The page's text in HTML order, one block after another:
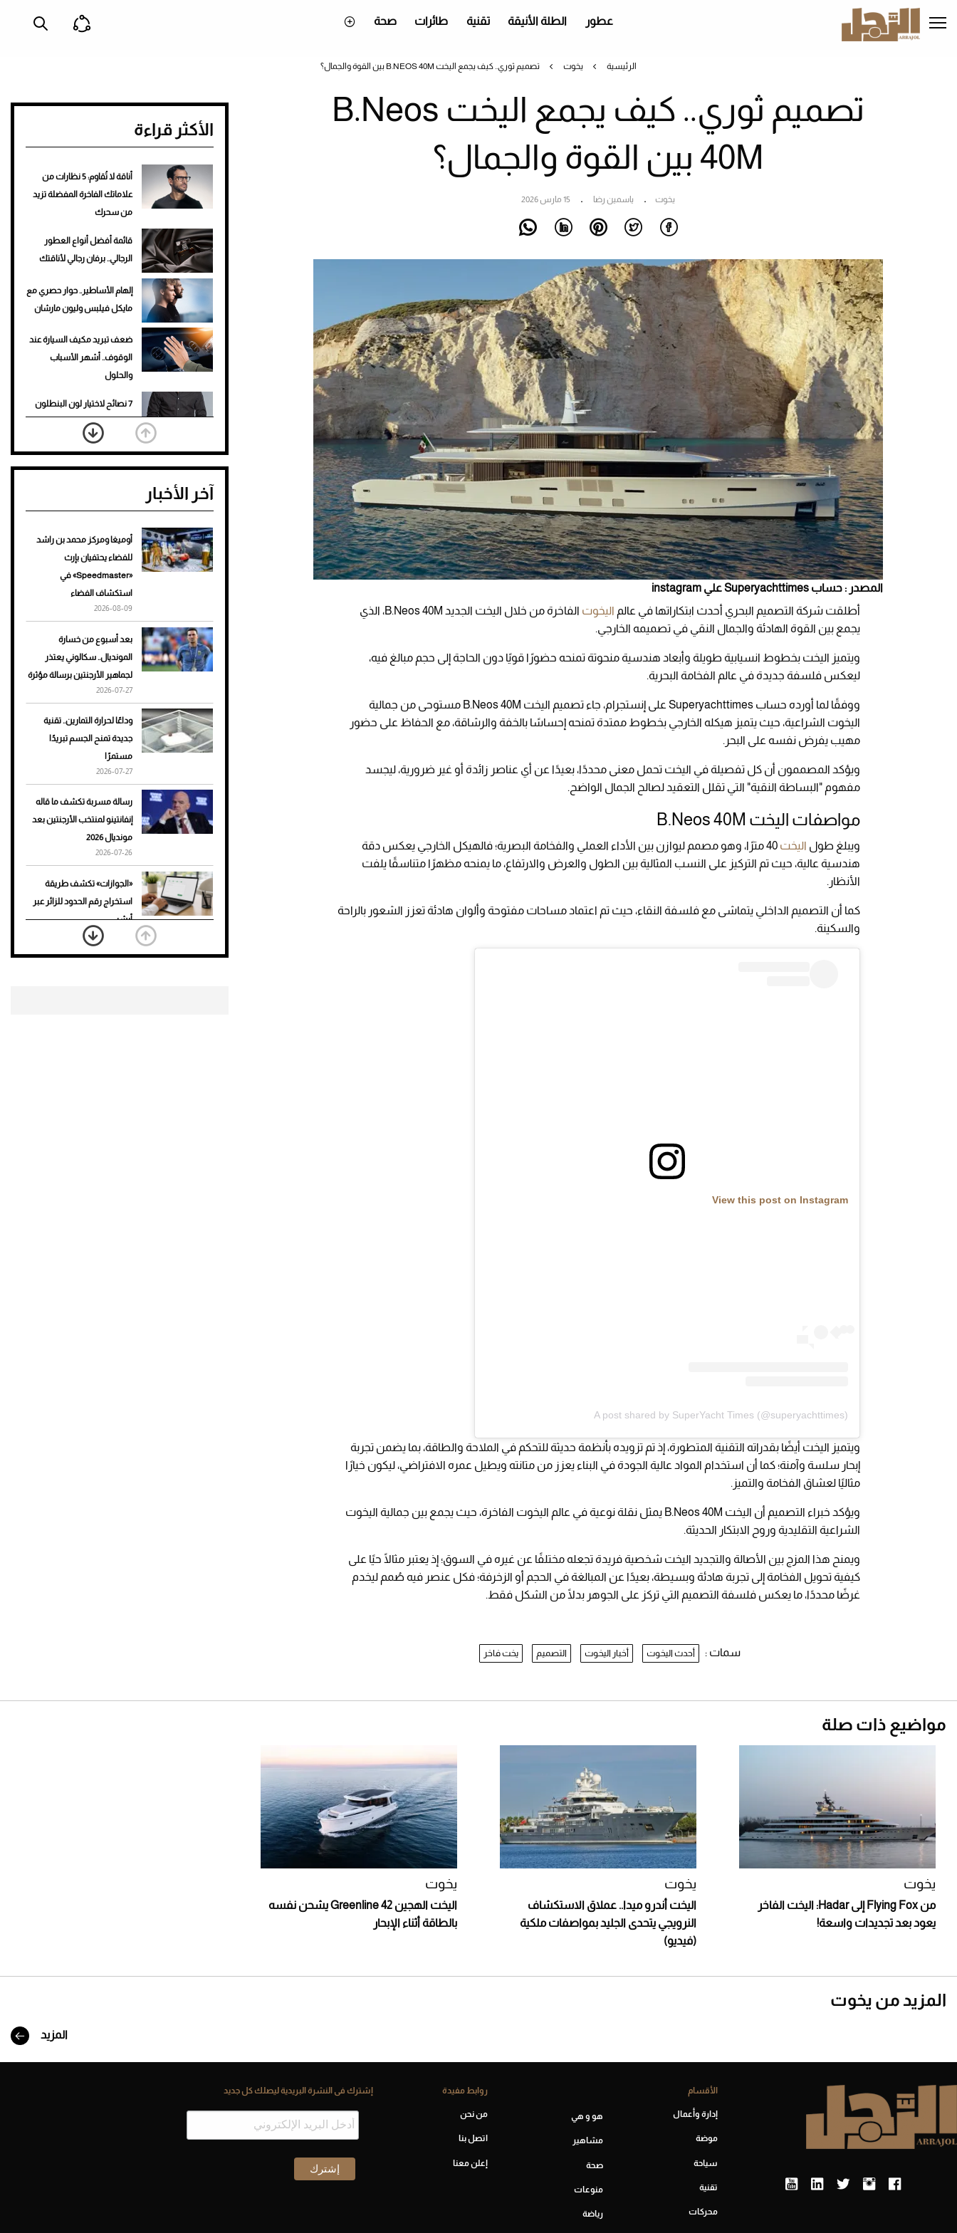
إلى
المحتوى
عطور الطلة الأنيقة تقنية طائرات صحة
الرئيسية يخوت تصميم ثوري.. كيف يجمع اليخت B.NEOS 40M بين القوة والجمال؟
تصميم ثوري.. كيف يجمع اليخت B.Neos
40M بين القوة والجمال؟
يخوت ياسمين رضا 15 مارس 2026
المصدر : حساب Superyachttimes علي instagram
أطلقت شركة التصميم البحري أحدث ابتكاراتها في عالم اليخوت
الفاخرة من خلال اليخت الجديد B.Neos 40M، الذي
يجمع بين القوة الهادئة والجمال النقي في تصميمه الخارجي.
ويتميز اليخت بخطوط انسيابية طويلة وأبعاد هندسية منحوتة تمنحه حضورًا قويًا دون الحاجة إلى حجم مبالغ فيه،
ليعكس فلسفة جديدة في عالم الفخامة البحرية.
ووفقًا لما أورده حساب Superyachttimes على إنستجرام، جاء تصميم اليخت B.Neos 40M مستوحى من جمالية
اليخوت الشراعية، حيث يتميز هيكله الخارجي بخطوط ممتدة تمنحه إحساسًا بالخفة والرشاقة، مع الحفاظ على حضور
مهيب يفرض نفسه على البحر.
ويؤكد المصممون أن كل تفصيلة في اليخت تحمل معنى محددًا، بعيدًا عن أي عناصر زائدة أو غير ضرورية، ليجسد
مفهوم "البساطة النقية" التي تقلل التعقيد لصالح الجمال الواضح.
مواصفات اليخت B.Neos 40M
ويبلغ طول اليخت
40 مترًا، وهو مصمم ليوازن بين الأداء العملي والفخامة البصرية؛ فالهيكل الخارجي يعكس دقة
هندسية عالية، حيث تم التركيز على النسب المثالية بين الطول والعرض والارتفاع، ما يمنحه مظهرًا متناسقًا يلفت
الأنظار.
كما أن التصميم الداخلي يتماشى مع فلسفة النقاء، حيث تم اعتماد مساحات مفتوحة وألوان هادئة تعزز الشعور بالراحة
والسكينة.
View this post on Instagram
A post shared by SuperYacht Times (@superyachttimes)
ويتميز اليخت أيضًا بقدراته التقنية المتطورة، إذ تم تزويده بأنظمة حديثة للتحكم في الملاحة والطاقة، بما يضمن تجربة
إبحار سلسة وآمنة؛ كما أن استخدام المواد عالية الجودة في البناء يعزز من متانته ويطيل عمره الافتراضي، ليكون خيارًا
مثاليًا لعشاق الفخامة والتميز.
ويؤكد خبراء التصميم أن اليخت B.Neos 40M يمثل نقلة نوعية في عالم اليخوت الفاخرة، حيث يجمع بين جمالية اليخوت
الشراعية التقليدية وروح الابتكار الحديثة.
ويمنح هذا المزج بين الأصالة والتجديد اليخت شخصية فريدة تجعله مختلفًا عن غيره في السوق؛ إذ يعتبر مثالًا حيًا على
كيفية تحويل الفخامة إلى تجربة هادئة وبسيطة، بعيدًا عن المبالغة في الحجم أو الزخرفة؛ فكل عنصر فيه صُمم ليخدم
غرضًا محددًا، ما يعكس فلسفة التصميم التي تركز على الجوهر بدلًا من الشكل فقط.
الأكثر قراءة
أناقة لا تُقاوم: 5 نظارات من
علاماتك الفاخرة المفضلة تزيد
من سحرك
قائمة أفضل أنواع العطور
الرجالي.. برفان رجالي لأناقتك
إلهام الأساطير.. حوار حصري مع
مايكل فيلبس وليون مارشان
ضعف تبريد مكيف السيارة عند
الوقوف.. أشهر الأسباب
والحلول
7 نصائح لاختيار لون البنطلون
المناسب للقميص الأسود
نرى المستقبل من خلال
تصميماتنا.. كيف حجزت 1886
تمنحك فخامة استثنائية
لإطلالة جريئة وعصرية
أحذية Mary Jane: ترف وأناقة
آخر الأخبار
أوميغا ومركز محمد بن راشد
للفضاء يحتفيان بإرث
«Speedmaster» في
استكشاف الفضاء
2026-08-09
بعد أسبوع من خسارة
المونديال.. سكالوني يعتذر
لجماهير الأرجنتين برسالة مؤثرة
2026-07-27
وداعًا لحرارة التمارين.. تقنية
جديدة تمنح الجسم تبريدًا
مستمرًا
2026-07-27
رسالة مسربة تكشف ما قاله
إنفانتينو لمنتخب الأرجنتين بعد
مونديال 2026
2026-07-26
«الجوازات» تكشف طريقة
استخراج رقم الحدود للزائر عبر
أبشر
2026-07-26
سمات : أحدث اليخوت أخبار اليخوت التصميم يخت فاخر
مواضيع ذات صلة
يخوت
من Flying Fox إلى Hadar: اليخت الفاخر
يعود بعد تجديدات واسعة!
يخوت
اليخت أندرو ميدا.. عملاق الاستكشاف
النرويجي يتحدى الجليد بمواصفات ملكية
(فيديو)
يخوت
اليخت الهجين Greenline 42 يشحن نفسه
بالطاقة أثناء الإبحار
المزيد من يخوت
المزيد
الأقسام
إدارة وأعمال
موضة
سياحة
تقنية
محركات
هو و هي
مشاهير
صحة
منوعات
رياضة
روابط مفيدة
من نحن
اتصل بنا
إعلن معنا
إشترك فى النشرة البريدية ليصلك كل جديد